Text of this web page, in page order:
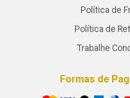
Política de
Política de
Trabalhe
Formas de